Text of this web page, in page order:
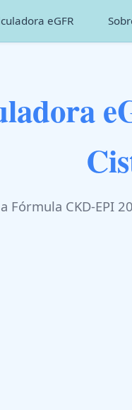
eGFR
Fórmula CKD-EPI